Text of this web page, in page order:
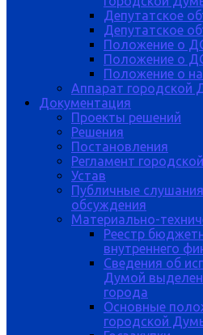
Депутатское
Депутатское
Положение о
Положение о
Положение о
Аппарат городской
Документация
Проекты решений
Решения
Постановления
Регламент
Устав
Публичные
обсуждения
Материально-
Реестр
внутреннего
Сведения об
Думой
города
Основные
городской